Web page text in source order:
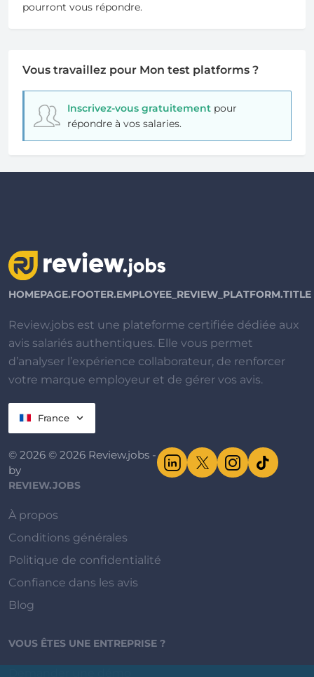
pourront vous répondre.
Vous travaillez pour Mon test platforms ?
Inscrivez-vous gratuitementpour
répondre à vos salaries.
HOMEPAGE.FOOTER.EMPLOYEE_REVIEW_PLATFORM.TITLE
Review.jobs est une plateforme certifiée dédiée aux
avis salariés authentiques. Elle vous permet
d’analyser l’expérience collaborateur, de renforcer
votre marque employeur et de gérer vos avis.
France
© 2026 © 2026 Review.jobs -
by
REVIEW.JOBS
À propos
Conditions générales
Politique de confidentialité
Confiance dans les avis
Blog
VOUS ÊTES UNE ENTREPRISE ?